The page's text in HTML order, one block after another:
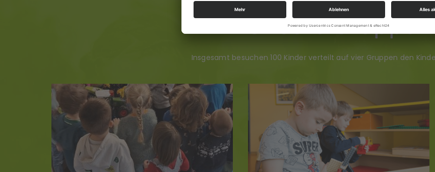
Unsere Gruppen
Insgesamt besuchen 100 Kinder verteilt auf vier Gruppen den